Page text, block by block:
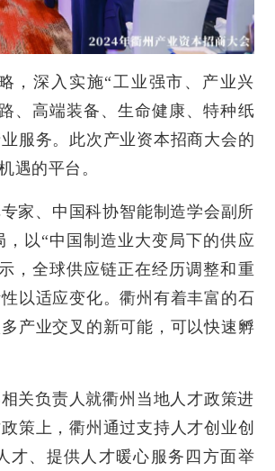
，深入实施“工业强市、产业兴
、高端装备、生命健康、特种纸
服务。此次产业资本招商大会的
遇的平台。
家、中国科协智能制造学会副所
以“中国制造业大变局下的供应
，全球供应链正在经历调整和重
以适应变化。衢州有着丰富的石
产业交叉的新可能，可以快速孵
关负责人就衢州当地人才政策进
策上，衢州通过支持人才创业创
才、提供人才暖心服务四方面举